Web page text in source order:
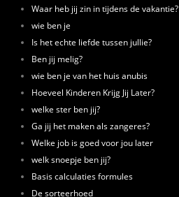
Waar heb jij zin in tijdens de vakantie?
wie ben je
Is het echte liefde tussen jullie?
Ben jij melig?
wie ben je van het huis anubis
Hoeveel Kinderen Krijg Jij Later?
welke ster ben jij?
Ga jij het maken als zangeres?
Welke job is goed voor jou later
welk snoepje ben jij?
Basis calculaties formules
De sorteerhoed